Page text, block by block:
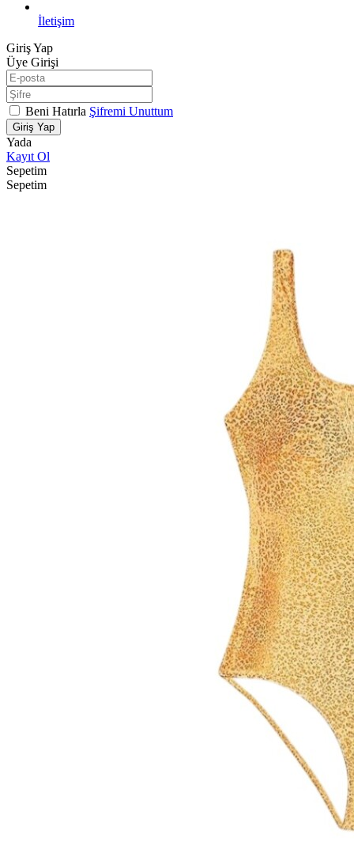
İletişim
Giriş Yap
Üye Girişi
Beni Hatırla Şifremi Unuttum
Giriş Yap
Yada
Kayıt Ol
Sepetim
Sepetim